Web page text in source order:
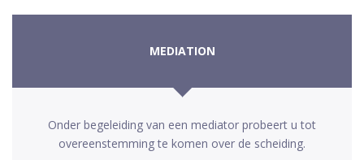
MEDIATION
Onder begeleiding van een mediator probeert u tot
overeenstemming te komen over de scheiding.